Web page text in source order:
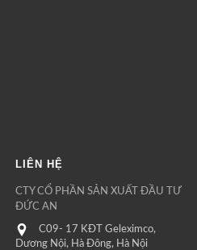
LIÊN HỆ
CTY CỔ PHẦN SẢN XUẤT ĐẦU TƯ
ĐỨC AN
C09- 17 KĐT Geleximco,
Dương Nội, Hà Đông, Hà Nội